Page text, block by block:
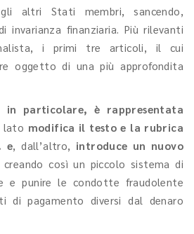
altri Stati membri, sancendo,
invarianza finanziaria. Più rilevanti
i primi tre articoli, il cui
oggetto di una più approfondita
in particolare, è rappresentata
lato modifica il testo e la rubrica
e, dall’altro, introduce un nuovo
creando così un piccolo sistema di
e punire le condotte fraudolente
di pagamento diversi dal denaro